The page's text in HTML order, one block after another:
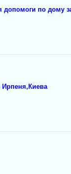
допомоги по дому
Ирпеня,Киева